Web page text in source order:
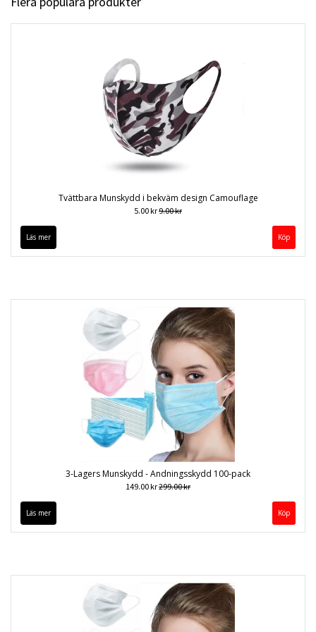
Tvättbara Munskydd i bekväm design Camouflage
5.00 kr9.00 kr
Läs mer
3-Lagers Munskydd - Andningsskydd 100-pack
149.00 kr299.00 kr
Läs mer